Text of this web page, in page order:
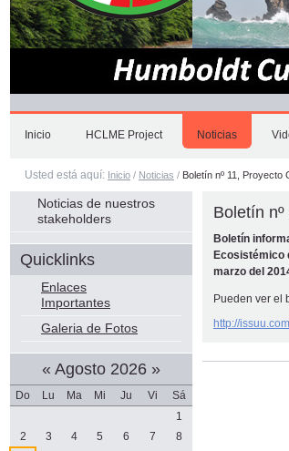
Inicio HCLME Project Noticias
Usted está aquí: Inicio / Noticias / Boletín nº 11, Proyecto
Boletín
Boletín
Ecosistémico
marzo del
Pueden ver el
http://
Acciones
Navegación
Noticias de nuestros
stakeholders
Quicklinks
Enlaces
Importantes
Galeria de Fotos
« Agosto 2026 »
Do Lu Ma Mi Ju Vi
Sá
1
2
3 4 5 6 7
8